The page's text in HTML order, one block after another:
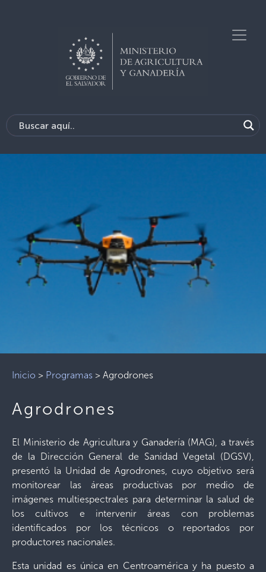
Inicio > Programas > Agrodrones
Agrodrones
El Ministerio de Agricultura y Ganadería (MAG), a través
de la Dirección General de Sanidad Vegetal (DGSV),
presentó la Unidad de Agrodrones, cuyo objetivo será
monitorear las áreas productivas por medio de
imágenes multiespectrales para determinar la salud de
los cultivos e intervenir áreas con problemas
identificados por los técnicos o reportados por
productores nacionales.
Esta unidad es única en Centroamérica y ha puesto a